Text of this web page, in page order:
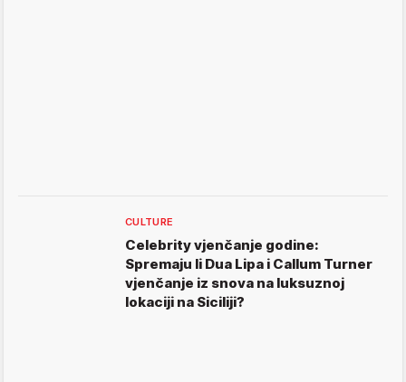
CULTURE
Celebrity vjenčanje godine:
Spremaju li Dua Lipa i Callum Turner
vjenčanje iz snova na luksuznoj
lokaciji na Siciliji?